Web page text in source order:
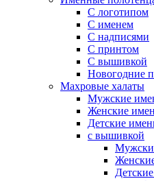
С логотипом
С именем
С надписями
С принтом
С вышивкой
Новогодние
Махровые халаты
Мужские
Женские
Детские
с вышивкой